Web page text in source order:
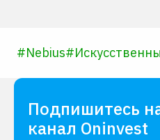
#Nebius#
Подпишитесь
канал Oninvest